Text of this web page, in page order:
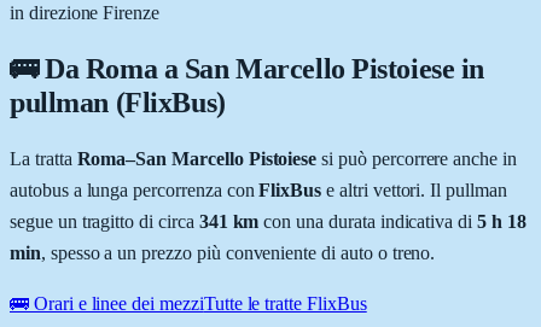
in direzione Firenze
🚌 DaRomaa San Marcello Pistoiese in
pullman (FlixBus)
La tratta Roma–San Marcello Pistoiese si può percorrere anche in
autobus a lunga percorrenza conFlixBus e altri vettori. Il pullman
segue un tragitto di circa 341 km con una durata indicativa di 5 h 18
min, spesso a un prezzo più conveniente di auto o treno.
🚌 Orari e linee dei mezziTutte le tratte FlixBus